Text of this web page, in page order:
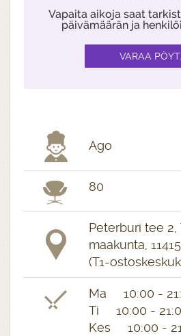
Vapaita aikoja saat
päivämäärän ja
Ago
80
Peterburi tee 2,
maakunta, 11415
(T1-
Ma 10:00 -
Ti 10:00 -
Kes 10:00 -